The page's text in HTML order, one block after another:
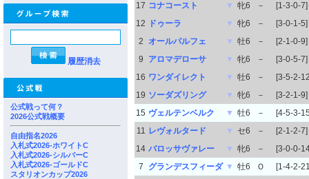
履歴消去
公式戦って何？
2026公式戦概要
自由指名2026
入札式2026-ホワイトC
入札式2026-シルバーC
入札式2026-ゴールドC
スタリオンカップ2026
17 コナコースト ▼ 牝6 －
[1-3-0-7]
12
ドゥーラ ▼ 牝6 －
[3-0-1-5]
2
オールパルフェ ▼ 牡6 －
[2-1-0-9]
9
アロマデローサ ▼ 牝6 －
[3-0-5-7]
16 ワンダイレクト ▼ 牡6 －
[3-5-2-
19 ソーダズリング ▼ 牝6 －
[3-2-1-9]
15 ヴェルテンベルク ▼ 牡6 －
[4-5-3-
11 レヴォルタード ▼ セ6 －
[2-1-2-7]
14 バロッサヴァレー ▼ 牝6 －
[3-0-0-
7
グランデスフィーダ ▼ 牡6 Ｏ
[1-4-2-